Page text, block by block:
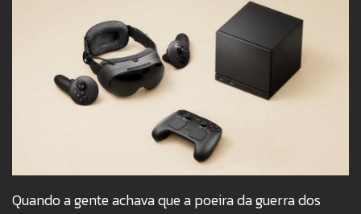
Quando a gente achava que a poeira da guerra dos